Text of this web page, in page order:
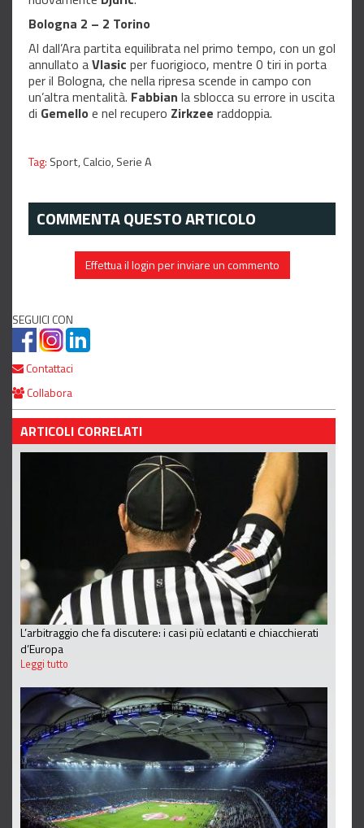
Bologna 2 – 2 Torino
Al dall’Ara partita equilibrata nel primo tempo, con un gol
annullato aVlasic per fuorigioco, mentre 0 tiri in porta
per il Bologna, che nella ripresa scende in campo con
un’altra mentalità. Fabbian la sblocca su errore in uscita
di Gemello e nel recupero Zirkzee raddoppia.
Tag: Sport,Calcio,Serie A
COMMENTA QUESTO ARTICOLO
Effettua il login per inviare un commento
SEGUICI CON
Contattaci
Collabora
ARTICOLI CORRELATI
L’arbitraggio che fa discutere: i casi più eclatanti e chiacchierati
d’Europa
Leggi tutto